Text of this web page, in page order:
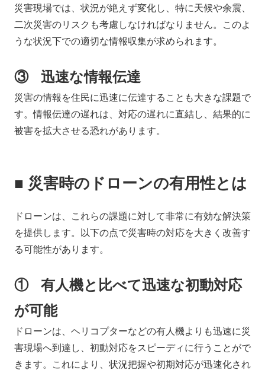
災害現場では、状況が絶えず変化し、特に天候や余震、
二次災害のリスクも考慮しなければなりません。このよ
うな状況下での適切な情報収集が求められます。
③ 迅速な情報伝達
災害の情報を住民に迅速に伝達することも大きな課題で
す。情報伝達の遅れは、対応の遅れに直結し、結果的に
被害を拡大させる恐れがあります。
■ 災害時のドローンの有用性とは
ドローンは、これらの課題に対して非常に有効な解決策
を提供します。以下の点で災害時の対応を大きく改善す
る可能性があります。
① 有人機と比べて迅速な初動対応
が可能
ドローンは、ヘリコプターなどの有人機よりも迅速に災
害現場へ到達し、初動対応をスピーディに行うことがで
きます。これにより、状況把握や初期対応が迅速化され